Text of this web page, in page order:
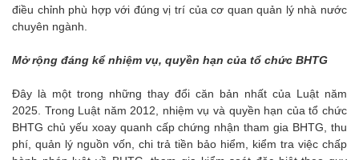
điều chỉnh phù hợp với đúng vị trí của cơ quan quản lý nhà nước
chuyên ngành.
Mở rộng đáng kể nhiệm vụ, quyền hạn của tổ chức BHTG
Đây là một trong những thay đổi căn bản nhất của Luật năm
2025. Trong Luật năm 2012, nhiệm vụ và quyền hạn của tổ chức
BHTG chủ yếu xoay quanh cấp chứng nhận tham gia BHTG, thu
phí, quản lý nguồn vốn, chi trả tiền bảo hiểm, kiểm tra việc chấp